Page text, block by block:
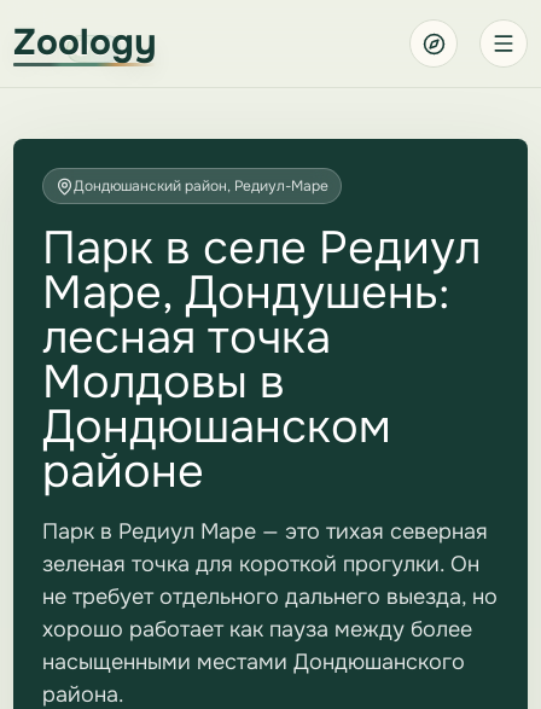
Zoology
Дондюшанский район, Редиул-Маре
Парк в селе Редиул
Маре, Дондушень:
лесная точка
Молдовы в
Дондюшанском
районе
Парк в Редиул Маре — это тихая северная
зеленая точка для короткой прогулки. Он
не требует отдельного дальнего выезда, но
хорошо работает как пауза между более
насыщенными местами Дондюшанского
района.